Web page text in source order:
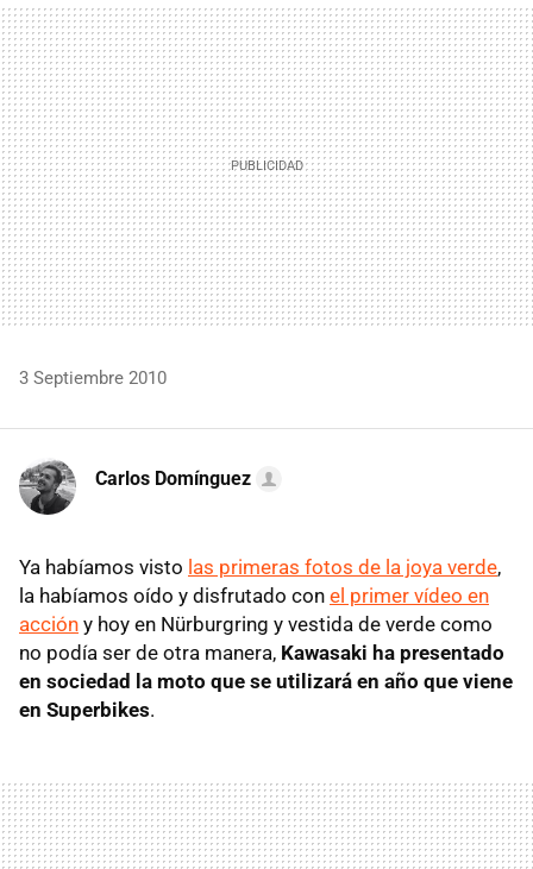
MAIL
3 Septiembre 2010
Carlos Domínguez
Ya habíamos visto las primeras fotos de la joya verde,
la habíamos oído y disfrutado con el primer vídeo en
acción y hoy en Nürburgring y vestida de verde como
no podía ser de otra manera, Kawasaki ha presentado
en sociedad la moto que se utilizará en año que viene
en Superbikes.